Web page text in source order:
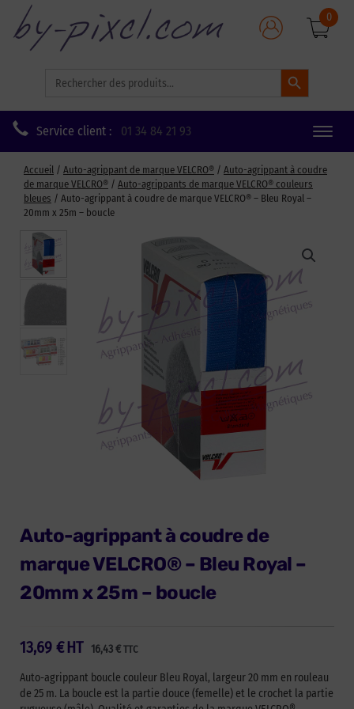
for:
Search Button
0
Service client : 01 34 84 21 93
Toggle
Accueil / Auto-agrippant de marque VELCRO® / Auto-agrippant à coudre
de marque VELCRO® / Auto-agrippants de marque VELCRO® couleurs
bleues / Auto-agrippant à coudre de marque VELCRO® – Bleu Royal –
20mm x 25m – boucle
Auto-agrippant à coudre de
marque VELCRO® – Bleu Royal –
20mm x 25m – boucle
13,69 € 16,43€ TTC
HT
Auto-agrippant boucle couleur Bleu Royal, largeur 20 mm en rouleau
de 25 m. La boucle est la partie douce (femelle) et le crochet la partie